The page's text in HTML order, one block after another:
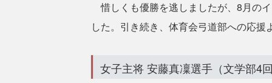
惜しくも優勝を逃しましたが、8月の
した。引き続き、体育会弓道部への応
女子主将 安藤真凜選手（文学部4